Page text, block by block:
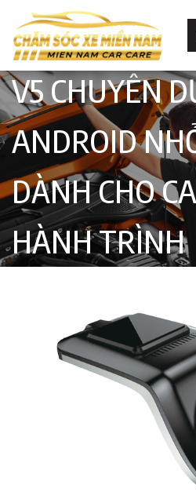
V5 CHUYÊN
ANDROID
DÀNH CHO
HÀNH TRÌNH